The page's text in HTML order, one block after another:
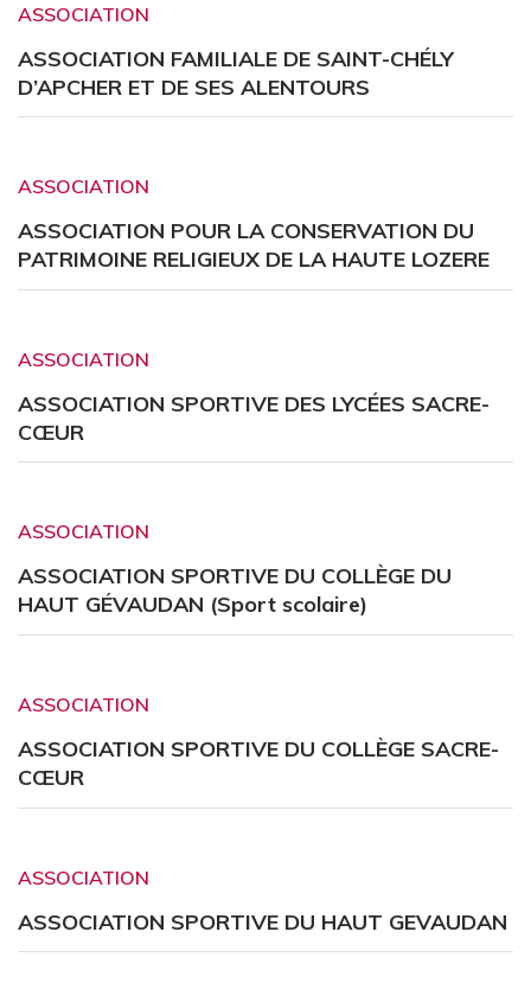
ASSOCIATION
ASSOCIATION FAMILIALE DE SAINT-CHÉLY
D’APCHER ET DE SES ALENTOURS
ASSOCIATION
ASSOCIATION POUR LA CONSERVATION DU
PATRIMOINE RELIGIEUX DE LA HAUTE LOZERE
ASSOCIATION
ASSOCIATION SPORTIVE DES LYCÉES SACRE-
CŒUR
ASSOCIATION
ASSOCIATION SPORTIVE DU COLLÈGE DU
HAUT GÉVAUDAN (Sport scolaire)
ASSOCIATION
ASSOCIATION SPORTIVE DU COLLÈGE SACRE-
CŒUR
ASSOCIATION
ASSOCIATION SPORTIVE DU HAUT GEVAUDAN